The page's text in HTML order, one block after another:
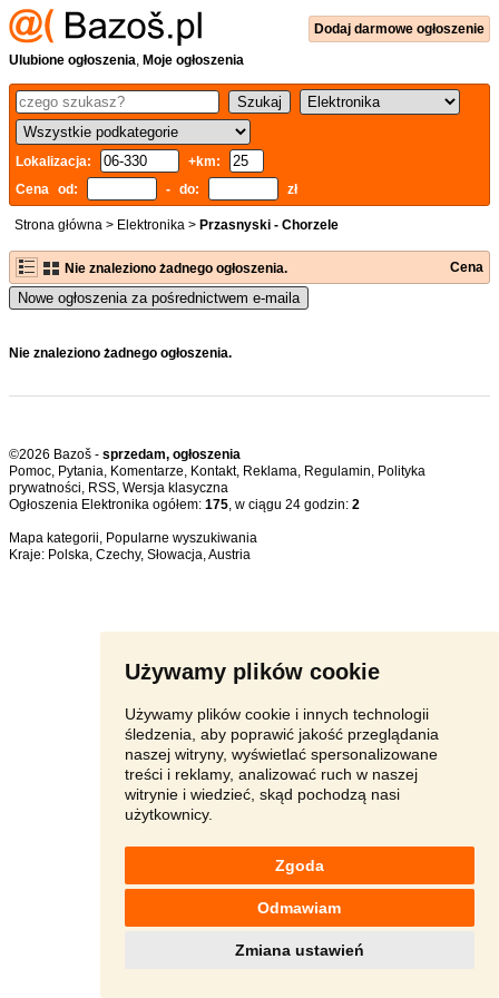
Używamy plików cookie
Używamy plików cookie i innych technologii
śledzenia, aby poprawić jakość przeglądania
naszej witryny, wyświetlać spersonalizowane
treści i reklamy, analizować ruch w naszej
witrynie i wiedzieć, skąd pochodzą nasi
użytkownicy.
Zgoda
Odmawiam
Zmiana ustawień
Dodaj darmowe ogłoszenie
Ulubione ogłoszenia, Moje ogłoszenia
Lokalizacja:
+km:
Cena od:
- do: zł
Strona główna > Elektronika > Przasnyski - Chorzele
Nie znaleziono żadnego ogłoszenia. Cena
Nowe ogłoszenia za pośrednictwem e-maila
Nie znaleziono żadnego ogłoszenia.
©2026 Bazoš - sprzedam, ogłoszenia
Pomoc, Pytania, Komentarze, Kontakt, Reklama, Regulamin, Polityka
prywatności, RSS,
Ogłoszenia Elektronika ogółem: 175, w ciągu 24 godzin: 2
Mapa kategorii, Popularne wyszukiwania
Kraje: Polska, Czechy, Słowacja,Austria